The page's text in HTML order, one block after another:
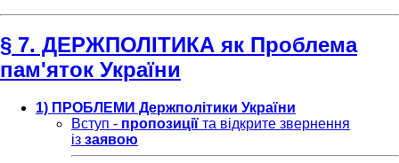
§ 7. ДЕРЖПОЛІТИКА як Проблема
пам'яток України
1) ПРОБЛЕМИ Держполітики України
Вступ - пропозиції та відкрите звернення
із заявою